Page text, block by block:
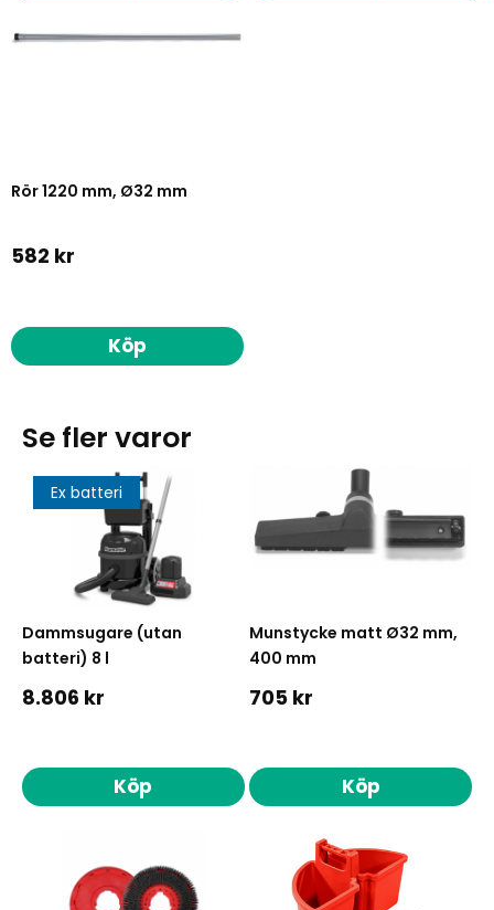
Rör 1220 mm, Ø32 mm
582 kr
Köp
Se fler varor
Ex batteri
Dammsugare (utan
batteri) 8 l
8.806 kr
Köp
Munstycke matt Ø32 mm,
400 mm
705 kr
Köp